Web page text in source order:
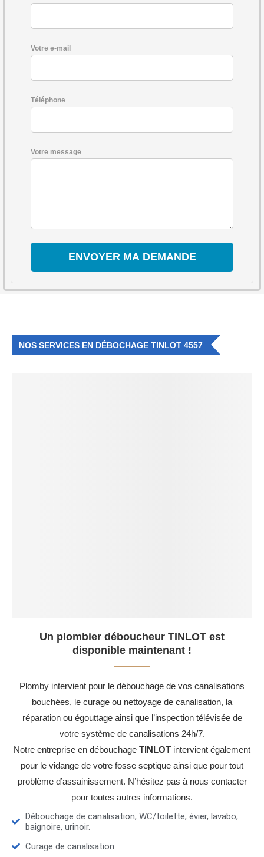
Votre e-mail
Téléphone
Votre message
NOS SERVICES EN DÉBOCHAGE TINLOT 4557
Un plombier déboucheur TINLOT est
disponible maintenant !
Plomby intervient pour le débouchage de vos canalisations
bouchées, le curage ou nettoyage de canalisation, la
réparation ou égouttage ainsi que l’inspection télévisée de
votre système de canalisations 24h/7.
Notre entreprise en débouchage TINLOT intervient également
pour le vidange de votre fosse septique ainsi que pour tout
problème d’assainissement. N’hésitez pas à nous contacter
pour toutes autres informations.
Débouchage de canalisation, WC/toilette, évier, lavabo,
baignoire, urinoir.
Curage de canalisation.